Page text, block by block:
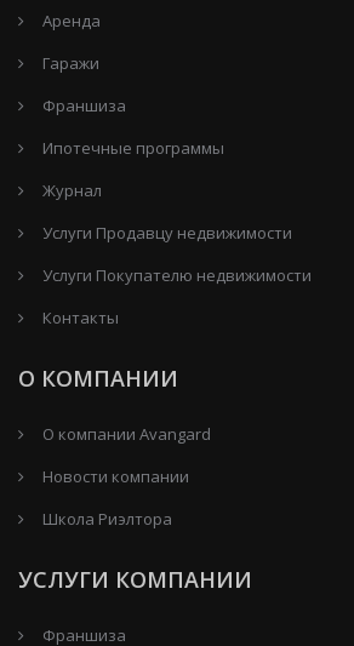
Аренда
Гаражи
Франшиза
Ипотечные программы
Журнал
Услуги Продавцу недвижимости
Услуги Покупателю недвижимости
Контакты
О КОМПАНИИ
О компании Avangard
Новости компании
Школа Риэлтора
УСЛУГИ КОМПАНИИ
Франшиза